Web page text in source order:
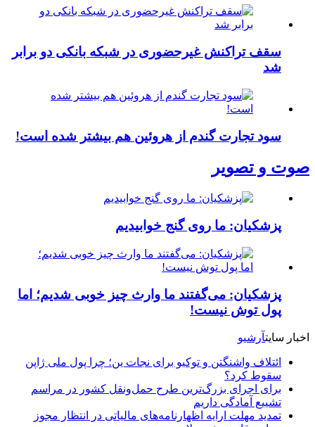
سقف تراکنش غیرحضوری در شبکه بانکی دو برابر
شد
سود تجارت گندم از هروئین هم بیشتر شده است!
صوت و تصویر
پزشکیان: ما روی گنج خوابیدیم
پزشکیان: می‌گفتند ما وارث چیز خوبی شدیم؛ اما
پول توش نیست!
اخبار سایتآرشیو
ائتلاف واشنگتن و توکیو برای نجات ین؛ چرا پول ملی ژاپن
سقوط کرد؟
برای اجرای بزرگ‌ترین طرح حمل‌ونقل کشور در مراسم
تشییع آمادگی داریم
تمدید مهلت ارایه اظهارنامه‌های مالیاتی در انتظار مجوز